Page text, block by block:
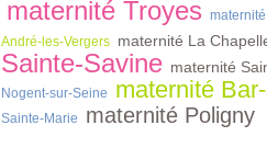
maternité Troyes
André-les-Vergers maternité La
Sainte-Savine maternité
Nogent-sur-Seine
maternité
Sainte-Marie
maternité Poligny